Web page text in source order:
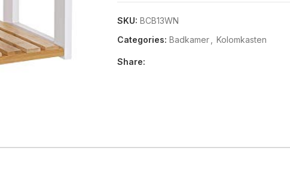
SKU: BCB13WN
Categories: Badkamer Kolomkasten
Share: